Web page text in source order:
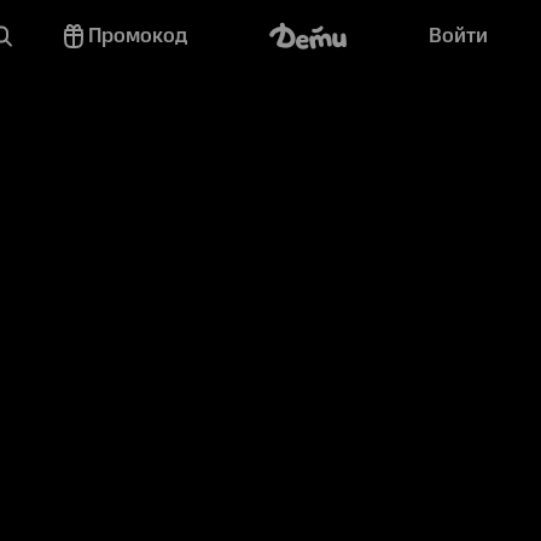
Промокод Войти